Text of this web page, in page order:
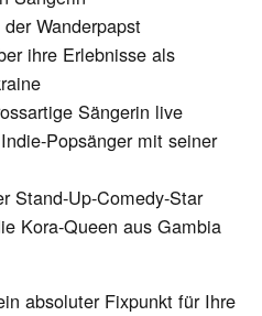
der Wanderpapst
ihre Erlebnisse als
Sängerin live
Popsänger mit seiner
Stand-Up-Comedy-Star
Kora-Queen aus Gambia
absoluter Fixpunkt für Ihre